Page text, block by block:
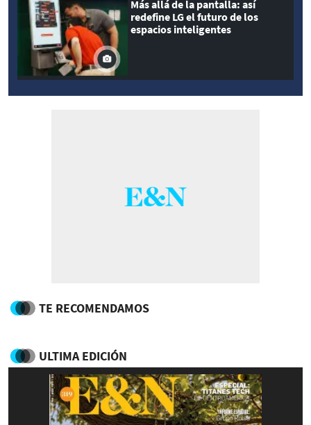
Más allá de la pantalla: así
redefine LG el futuro de los
espacios inteligentes
TE RECOMENDAMOS
ULTIMA EDICIÓN